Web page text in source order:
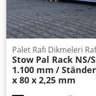
Palet Rafı Dikmeleri Raf
Stow Pal Rack NS/
1.100 mm /
x 80 x 2,25 mm